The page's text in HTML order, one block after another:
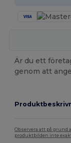
Är du ett
genom att
Observera att på grund
produktbilden inte